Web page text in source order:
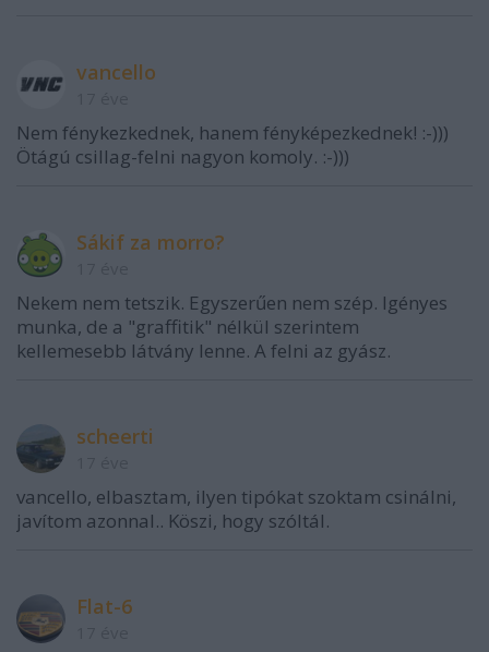
vancello
Nem fénykezkednek, hanem fényképezkednek! :-)))
Ötágú csillag-felni nagyon komoly. :-)))
Sákif za morro?
Nekem nem tetszik. Egyszerűen nem szép. Igényes
munka, de a "graffitik" nélkül szerintem
kellemesebb látvány lenne. A felni az gyász.
scheerti
vancello, elbasztam, ilyen tipókat szoktam csinálni,
javítom azonnal.. Köszi, hogy szóltál.
Flat-6